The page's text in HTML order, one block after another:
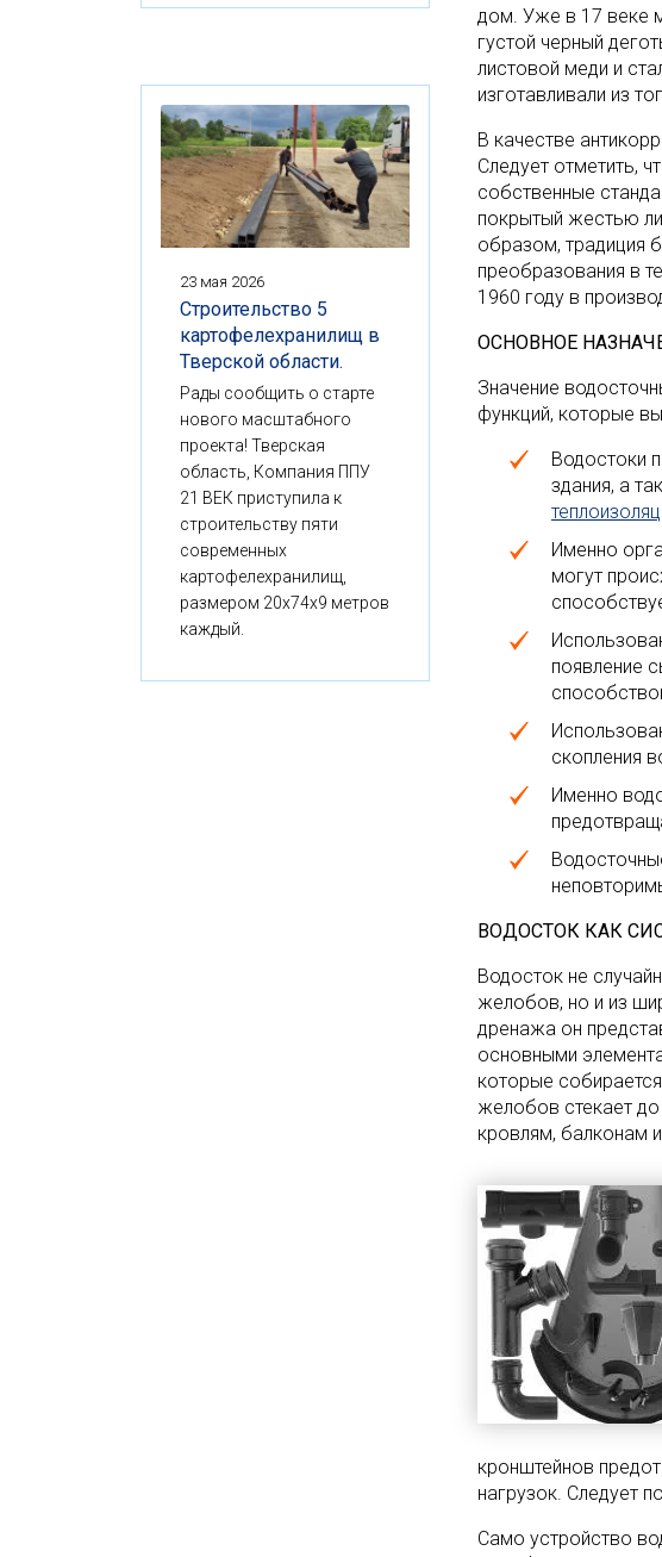
дом. Уже в 17 веке
густой черный
листовой меди и
изготавливали из
В качестве
Следует отметить,
собственные
покрытый жестью
образом, традиция
преобразования в
1960 году в
ОСНОВНОЕ
Значение
функций, которые
Водостоки
здания, а
Именно
могут
появление
скопления
Именно
ВОДОСТОК КАК
Водосток не
желобов, но и из
дренажа он
основными
которые
желобов стекает
кровлям, балконам
кронштейнов
нагрузок. Следует
Само устройство
23 мая 2026
Строительство 5
картофелехранилищ в
Тверской области.
Рады сообщить о старте
нового масштабного
проекта! Тверская
область, Компания ППУ
21 ВЕК приступила к
строительству пяти
современных
картофелехранилищ,
размером 20x74x9 метров
каждый.